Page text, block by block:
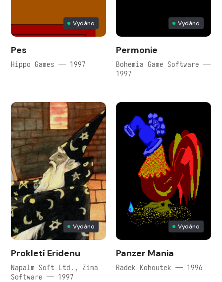
Vydáno
Pes
Hippo Games — 1997
Vydáno
Permonie
Bohemia Game Software —
1997
Vydáno
Prokletí Eridenu
Napalm Soft Ltd., Zima
Software — 1997
Vydáno
Panzer Mania
Radek Kohoutek — 1996